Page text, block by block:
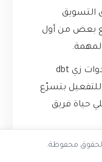
التسويق
مع بعض من أول
أدوات زي dbt
للتحويل و Hightouch/Census للتفعيل بتسرّع
حياة فريق
تبني كل